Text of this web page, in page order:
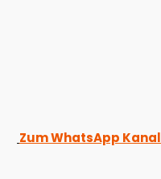
Zum WhatsApp Kanal